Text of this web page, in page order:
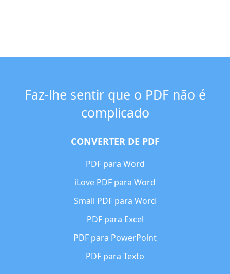
Faz-lhe sentir que o PDF não é
complicado
CONVERTER DE PDF
PDF para Word
iLove PDF para Word
Small PDF para Word
PDF para Excel
PDF para PowerPoint
PDF para Texto